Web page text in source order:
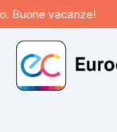
Vai
al
contenuto
vacanze!